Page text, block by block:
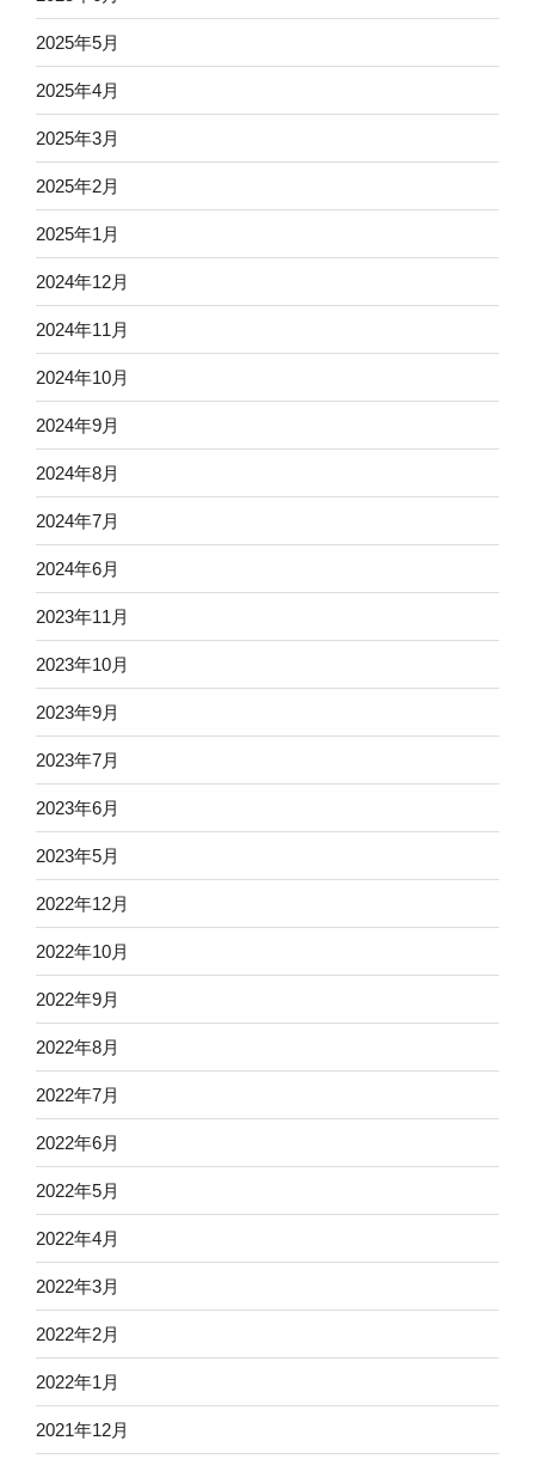
2025年5月
2025年4月
2025年3月
2025年2月
2025年1月
2024年12月
2024年11月
2024年10月
2024年9月
2024年8月
2024年7月
2024年6月
2023年11月
2023年10月
2023年9月
2023年7月
2023年6月
2023年5月
2022年12月
2022年10月
2022年9月
2022年8月
2022年7月
2022年6月
2022年5月
2022年4月
2022年3月
2022年2月
2022年1月
2021年12月